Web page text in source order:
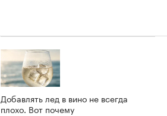
Добавлять лед в вино не всегда
плохо. Вот почему